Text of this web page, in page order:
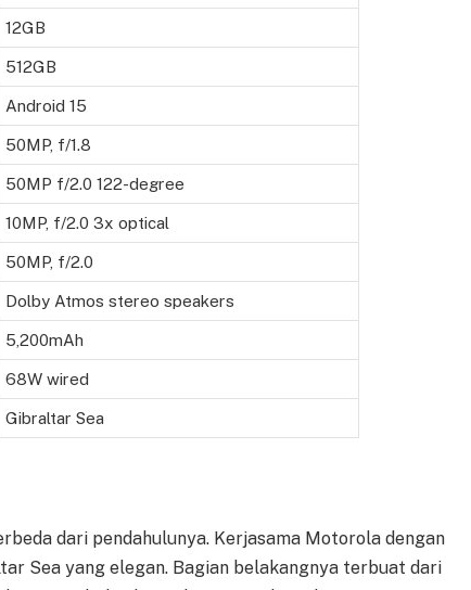
12GB
512GB
Android 15
50MP, f/1.8
50MP f/2.0 122-degree
10MP, f/2.0 3x optical
50MP, f/2.0
Dolby Atmos stereo speakers
5,200mAh
68W wired
Gibraltar Sea
dari pendahulunya. Kerjasama Motorola dengan
Sea yang elegan. Bagian belakangnya terbuat dari